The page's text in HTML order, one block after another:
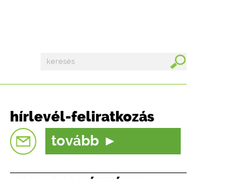
hírlevél-feliratkozás
tovább